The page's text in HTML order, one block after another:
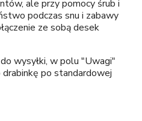
ale przy pomocy śrub i
podczas snu i zabawy
ze sobą desek
wysyłki, w polu "Uwagi"
drabinkę po standardowej